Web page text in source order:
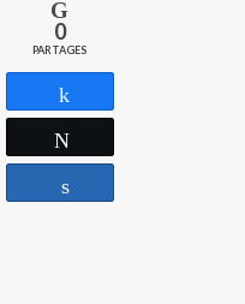
0
PARTAGES